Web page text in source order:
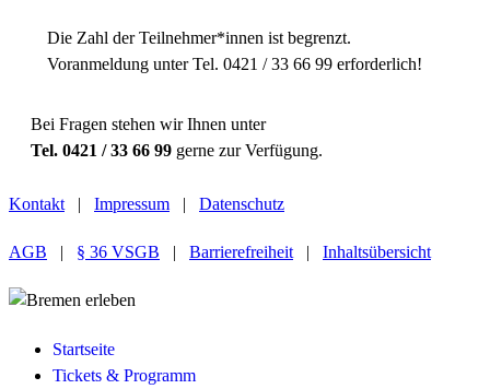
Die Zahl der Teilnehmer*innen ist begrenzt.
Voranmeldung unter Tel. 0421 / 33 66 99 erforderlich!
Bei Fragen stehen wir Ihnen unter
Tel. 0421 / 33 66 99 gerne zur Verfügung.
Kontakt | Impressum | Datenschutz
AGB | § 36 VSGB | Barrierefreiheit | Inhaltsübersicht
Startseite
Tickets & Programm